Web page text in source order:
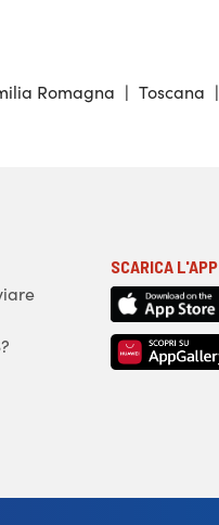
Romagna | Toscana |
SCARICA L'APP